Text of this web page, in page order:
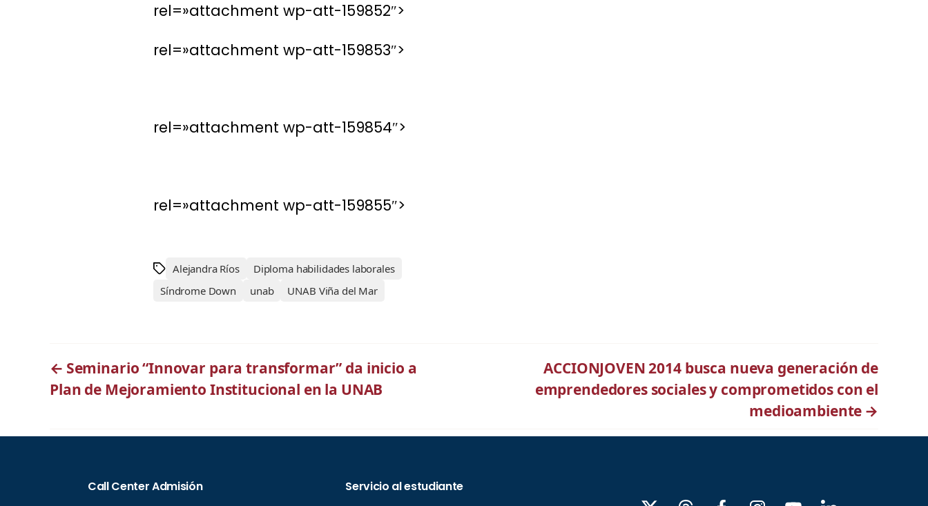
rel=»attachment wp-att-159852″>
rel=»attachment wp-att-159853″>
rel=»attachment wp-att-159854″>
rel=»attachment wp-att-159855″>
Alejandra Ríos
Diploma habilidades laborales
Síndrome Down
unab UNAB Viña del Mar
← Seminario “Innovar para transformar” da inicio a
Plan de Mejoramiento Institucional en la UNAB
ACCIONJOVEN 2014 busca nueva generación de
emprendedores sociales y comprometidos con el
medioambiente →